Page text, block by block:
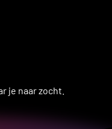
je naar zocht.